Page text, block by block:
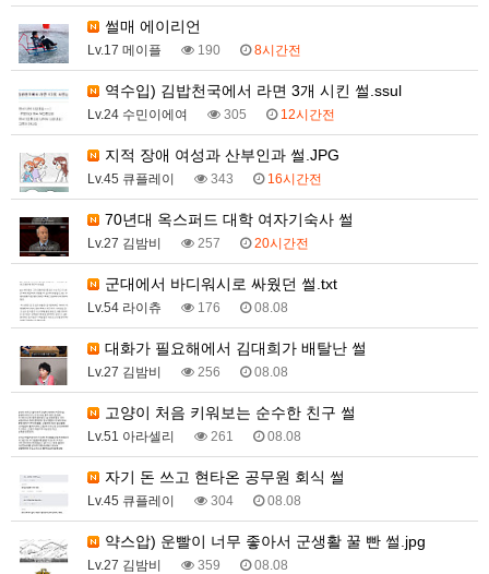
썰매 에이리언
Lv.17 메이플 190 8시간전
역수입) 김밥천국에서 라면 3개 시킨 썰.ssul
Lv.24 수민이에여 305 12시간전
지적 장애 여성과 산부인과 썰.JPG
Lv.45 큐플레이 343 16시간전
70년대 옥스퍼드 대학 여자기숙사 썰
Lv.27 김밤비 257 20시간전
군대에서 바디워시로 싸웠던 썰.txt
Lv.54 라이츄 176 08.08
대화가 필요해에서 김대희가 배탈난 썰
Lv.27 김밤비 256 08.08
고양이 처음 키워보는 순수한 친구 썰
Lv.51 아라셀리 261 08.08
자기 돈 쓰고 현타온 공무원 회식 썰
Lv.45 큐플레이 304 08.08
약스압) 운빨이 너무 좋아서 군생활 꿀 빤 썰.jpg
Lv.27 김밤비 359 08.08